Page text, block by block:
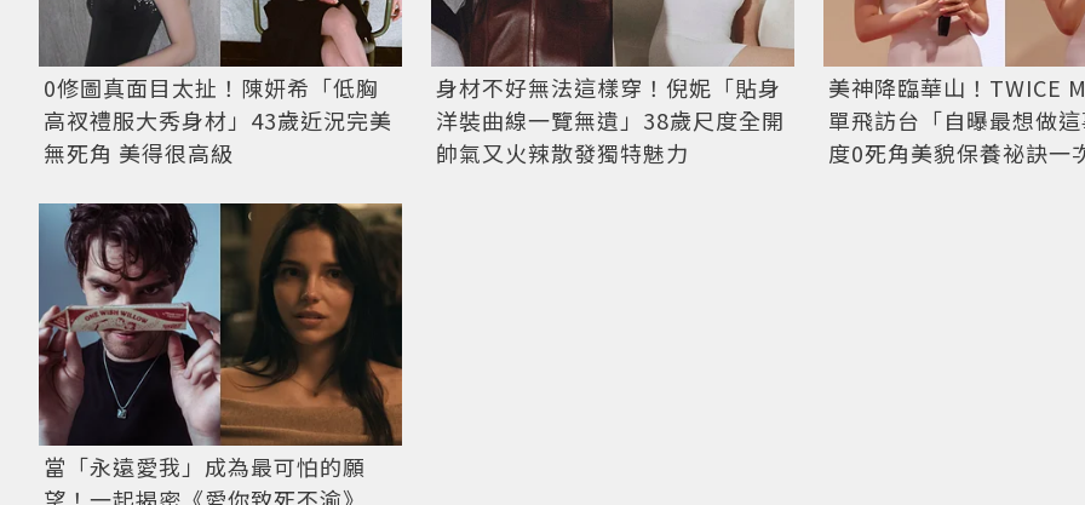
0修圖真面目太扯！陳妍希「低胸
高衩禮服大秀身材」43歲近況完美
無死角 美得很高級
身材不好無法這樣穿！倪妮「貼身
洋裝曲線一覽無遺」38歲尺度全開
帥氣又火辣散發獨特魅力
美神降臨華山！TWICE
單飛訪台「自曝最想做
度0死角美貌保養祕訣一
當「永遠愛我」成為最可怕的願